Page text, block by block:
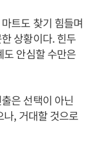
트도 찾기 힘들며
상황이다. 힌두
안심할 수만은
은 선택이 아닌
, 거대할 것으로